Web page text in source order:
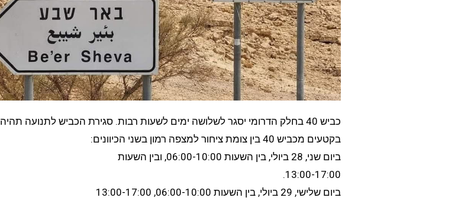
כביש 40 בחלק הדרומי יסגר לשלושה ימים לשעות רבות. סגירת הכביש לתנועה תהיה
בקטעים מכביש 40 בין צומת ציחור למצפה רמון בשני הכיוונים:
ביום שני, 28 ביולי, בין השעות 06:00-10:00, ובין השעות
13:00-17:00.
ביום שלישי, 29 ביולי, בין השעות 06:00-10:00, 13:00-17:00